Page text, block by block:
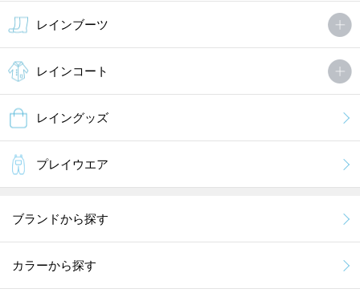
レインブーツ
レインコート
レイングッズ
プレイウエア
ブランドから探す
カラーから探す